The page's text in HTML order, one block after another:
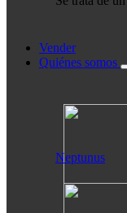
Vender
Quiénes somos
Neptunus